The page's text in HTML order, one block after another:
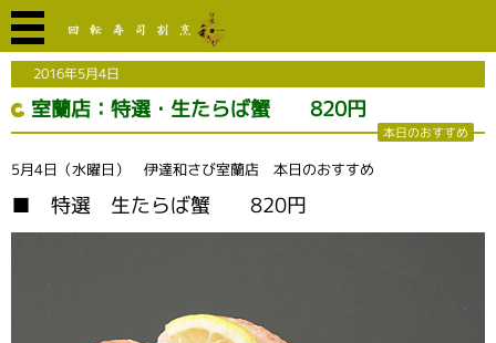
2016年5月4日
室蘭店：特選・生たらば蟹 820円
本日のおすすめ
5月4日（水曜日） 伊達和さび室蘭店 本日のおすすめ
■ 特選 生たらば蟹 820円